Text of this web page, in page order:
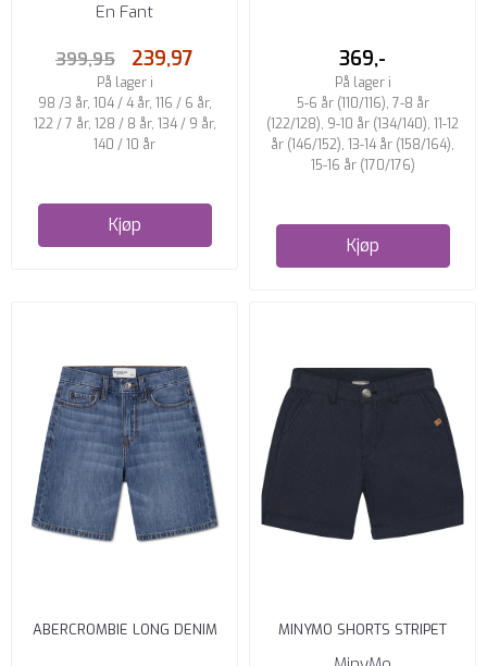
En Fant
399,95 239,97
På lager i
98 /3 år, 104 / 4 år, 116 / 6 år,
122 / 7 år, 128 / 8 år, 134 / 9 år,
140 / 10 år
Kjøp
369,-
På lager i
5-6 år (110/116), 7-8 år
(122/128), 9-10 år (134/140), 11-12
år (146/152), 13-14 år (158/164),
15-16 år (170/176)
Kjøp
ABERCROMBIE LONG DENIM
MINYMO SHORTS STRIPET
ODYSSEY GRAY